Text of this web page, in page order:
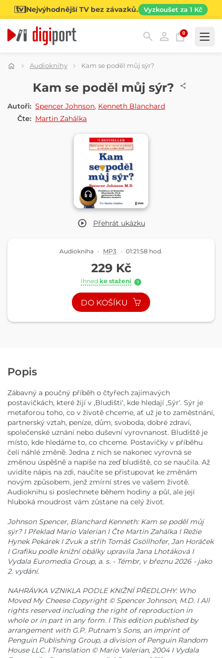
Nejvýhodnější TV bez závazků. Vyzkoušet za 1 Kč
0
Kategorie
Audioknihy Kam se poděl můj sýr?
Přehrát ukázku
AUDIOKNIHAKam se poděl můj sýr?
Autoři: Spencer Johnson, Kenneth Blanchard
Čte: Martin Zahálka
Audiokniha · MP3 · 01:21:58 hod.
229 Kč
Ihned ke stažení ?
DO KOŠÍKU
Popis
Zábavný a poučný příběh o čtyřech zajímavých
postavičkách, které žijí v ,Bludišti‘, kde hledají ,Sýr‘. Sýr je
metaforou toho, co v životě chceme, ať už je to zaměstnání,
partnerský vztah, peníze, dům, svoboda, dobré zdraví,
společenské uznání nebo duševní vyrovnanost. Bludiště je
místo, kde hledáme to, co chceme. Postavičky v příběhu
čelí náhlé změně. Jedna z nich se nakonec vyrovná se
změnou úspěšně a napíše na zeď bludiště, co se naučila. Až
uvidíte nápis na zdi, naučíte se přistupovat ke změnám
novým způsobem, jenž zmírní stres ve vašem životě.
Audioknihu si poslechnete během hodiny a půl, ale její
hluboká moudrost vám zůstane na celý život.
Johnson Spencer, Blanchard Kenneth: Kam se poděl můj
sýr? I Překlad Mario Valerian I Čte Martin Zahálka I Režie
Hynek Pekárek I Zvuk a střih Tomáš Gsöllhofer, Jan Horáček
I Grafiku podle knižní obálky upravila Jana Lhotáková I
Vydala Euromedia Group, a. s. - Témbr, v březnu 2026 - jako
2. vydání.
NAHRÁVKA VZNIKLA PODLE KNIŽNÍ PŘEDLOHY: Who
Moved My Cheese Copyright © Spencer Johnson, M.D. I All
rights reserved including the right of reproduction in
whole or in part in any form. I This edition published by
arrangement with G.P. Putnam’s Sons, an imprint of
Penguin Publishing Group, a division of Penguin Random
House LLC. I Translation © Mario Valerian, 2004 I Vydala